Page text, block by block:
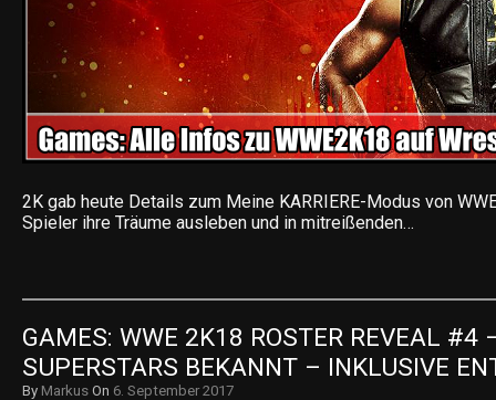
2K gab heute Details zum Meine KARRIERE-Modus von
Spieler ihre Träume ausleben und in mitreißenden…
GAMES: WWE 2K18 ROSTER REVEAL #4
SUPERSTARS BEKANNT – INKLUSIVE
By Markus On 6. September 2017